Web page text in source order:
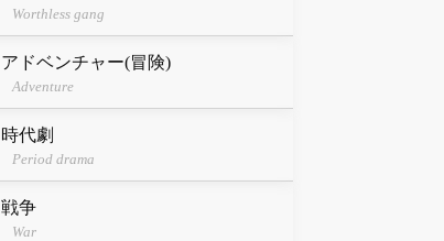
Worthless gang
アドベンチャー(冒険)
Adventure
時代劇
Period drama
戦争
War